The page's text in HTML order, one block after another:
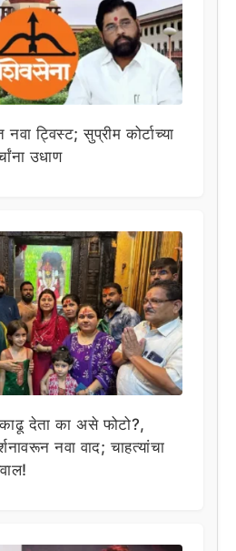
ट्विस्ट; सुप्रीम कोर्टाच्या
उधाण
काढू देता का असे फोटो?,
नवा वाद; चाहत्यांचा